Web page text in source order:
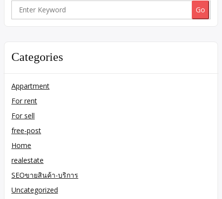
Search
Categories
Appartment
For rent
For sell
free-post
Home
realestate
SEOขายสินค้า-บริการ
Uncategorized